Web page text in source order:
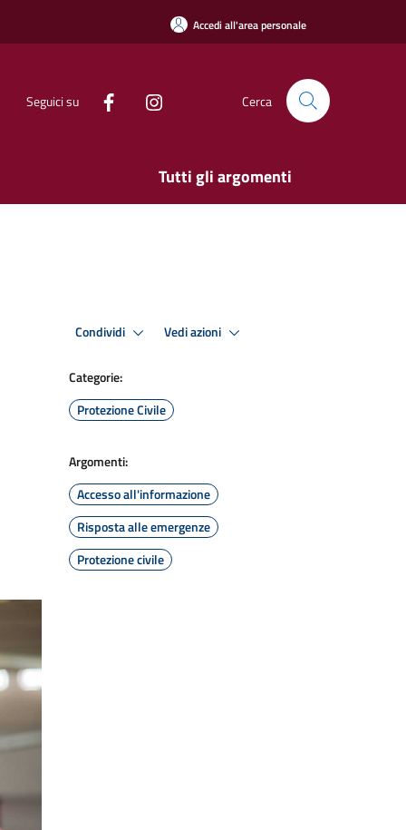
Accedi all'area personale
Seguici su Cerca
Tutti gli argomenti
Condividi Vedi azioni
Categorie:
Protezione Civile
Argomenti:
Accesso all'informazione
Risposta alle emergenze
Protezione civile